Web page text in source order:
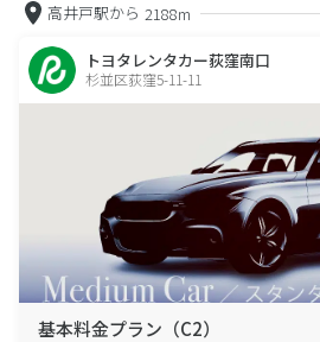
高井戸駅から 2188m
トヨタレンタカー荻窪南口
杉並区荻窪5-11-11
基本料金プラン（C2）